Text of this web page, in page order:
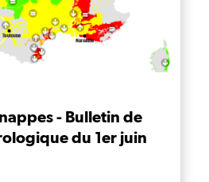
- Bulletin de
du 1er juin